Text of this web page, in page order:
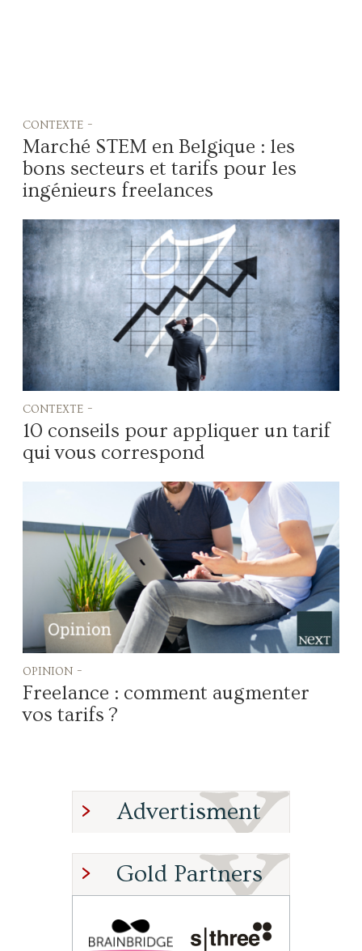
contexte -
Marché STEM en Belgique : les
bons secteurs et tarifs pour les
ingénieurs freelances
contexte -
10 conseils pour appliquer un tarif
qui vous correspond
opinion -
Freelance : comment augmenter
vos tarifs ?
Advertisment
Gold Partners